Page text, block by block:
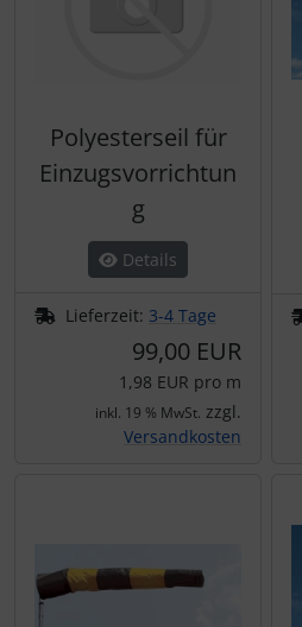
Polyesterseil für
Einzugsvorrichtun
g
Details
Lieferzeit: 3-4 Tage
99,00 EUR
1,98 EUR pro m
inkl. 19 % MwSt. zzgl.
Versandkosten